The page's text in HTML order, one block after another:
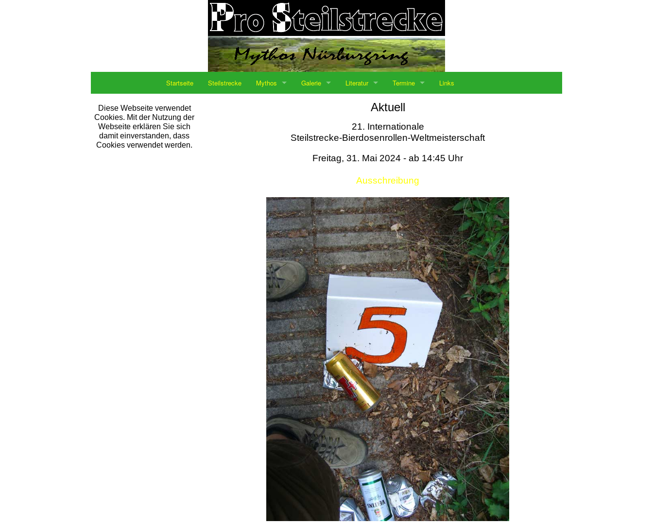
Startseite Steilstrecke Mythos Galerie Literatur Termine Links
Diese Webseite verwendet
Cookies. Mit der Nutzung der
Webseite erklären Sie sich
damit einverstanden, dass
Cookies verwendet werden.
Aktuell
21. Internationale
Steilstrecke-Bierdosenrollen-Weltmeisterschaft
Freitag, 31. Mai 2024 - ab 14:45 Uhr
Ausschreibung